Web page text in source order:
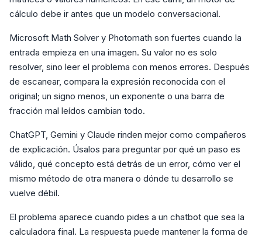
cálculo debe ir antes que un modelo conversacional.
Microsoft Math Solver y Photomath son fuertes cuando la
entrada empieza en una imagen. Su valor no es solo
resolver, sino leer el problema con menos errores. Después
de escanear, compara la expresión reconocida con el
original; un signo menos, un exponente o una barra de
fracción mal leídos cambian todo.
ChatGPT, Gemini y Claude rinden mejor como compañeros
de explicación. Úsalos para preguntar por qué un paso es
válido, qué concepto está detrás de un error, cómo ver el
mismo método de otra manera o dónde tu desarrollo se
vuelve débil.
El problema aparece cuando pides a un chatbot que sea la
calculadora final. La respuesta puede mantener la forma de